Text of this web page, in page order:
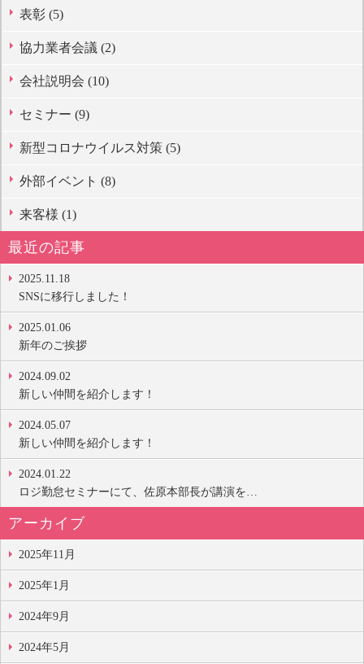
表彰 (5)
協力業者会議 (2)
会社説明会 (10)
セミナー (9)
新型コロナウイルス対策 (5)
外部イベント (8)
来客様 (1)
最近の記事
2025.11.18
SNSに移行しました！
2025.01.06
新年のご挨拶
2024.09.02
新しい仲間を紹介します！
2024.05.07
新しい仲間を紹介します！
2024.01.22
ロジ勤怠セミナーにて、佐原本部長が講演を…
アーカイブ
2025年11月
2025年1月
2024年9月
2024年5月